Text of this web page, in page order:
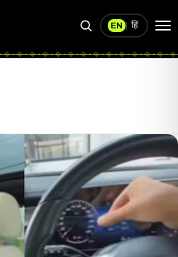
Search
EN हिं